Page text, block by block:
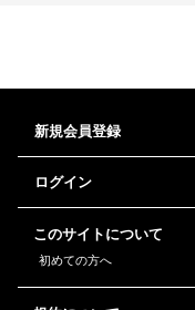
新規会員登録
ログイン
このサイトについて
初めての方へ